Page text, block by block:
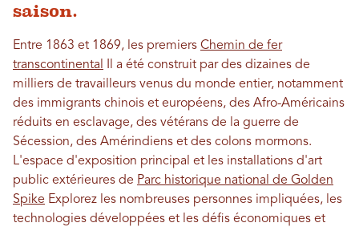
saison.
Entre 1863 et 1869, les premiers Chemin de fer
transcontinental Il a été construit par des dizaines de
milliers de travailleurs venus du monde entier, notamment
des immigrants chinois et européens, des Afro-Américains
réduits en esclavage, des vétérans de la guerre de
Sécession, des Amérindiens et des colons mormons.
L'espace d'exposition principal et les installations d'art
public extérieures de Parc historique national de Golden
Spike Explorez les nombreuses personnes impliquées, les
technologies développées et les défis économiques et